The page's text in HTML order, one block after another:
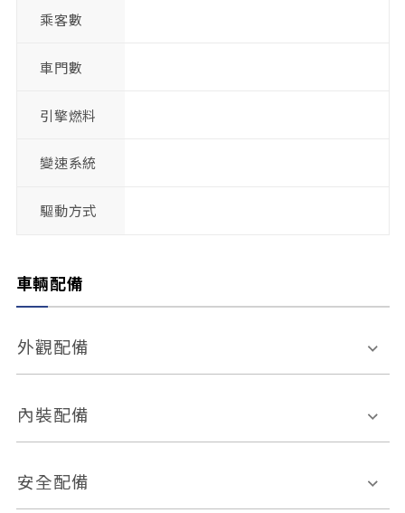
乘客數
車門數
引擎燃料
變速系統
驅動方式
車輛配備
外觀配備
電動天窗
後視鏡方向指示燈
內裝配備
多功能方向盤
安全配備